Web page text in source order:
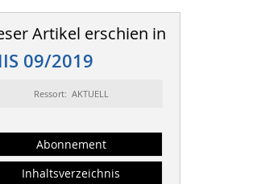
Artikel erschien in
09/2019
Ressort: AKTUELL
Abonnement
Inhaltsverzeichnis